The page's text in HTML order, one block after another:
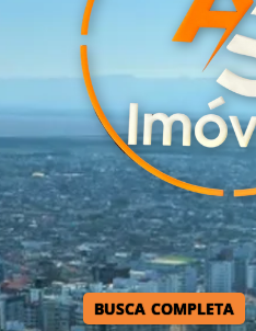
BUSCA COMPLETA